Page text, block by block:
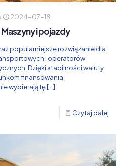
2024-07-18
Maszyny i pojazdy
popularniejsze rozwiązanie dla
i operatorów
Dzięki stabilności waluty
finansowania
wybierają tę[…]
Czytaj dalej